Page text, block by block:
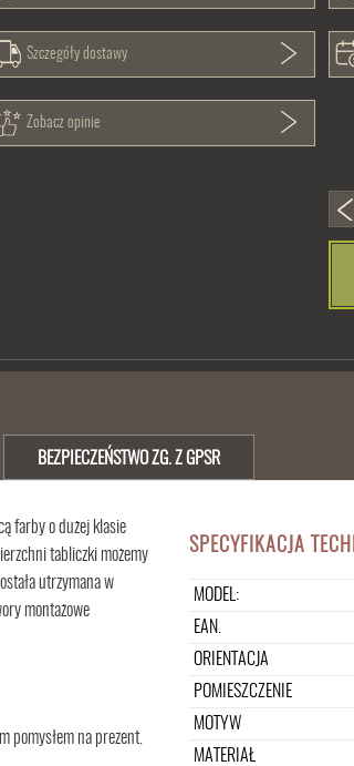
Szczegóły dostawy
Zobacz opinie
farby o dużej klasie
tabliczki możemy
utrzymana w
montażowe
pomysłem na prezent.
SPECYFIKACJA
MODEL:
EAN.
ORIENTACJA
POMIESZCZENIE
MOTYW
MATERIAŁ
BEZPIECZEŃSTWO ZG. Z GPSR